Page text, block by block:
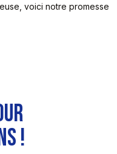
voici notre promesse
!